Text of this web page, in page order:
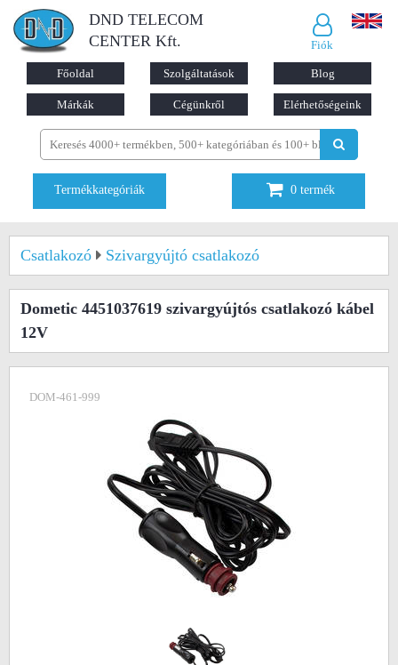
DND TELECOM
CENTER Kft.
Fiók
Főoldal Szolgáltatások Blog
Márkák Cégünkről Elérhetőségeink
Termékkategóriák 0 termék
Csatlakozó Szivargyújtó csatlakozó
Dometic 4451037619 szivargyújtós csatlakozó kábel
12V
DOM-461-999